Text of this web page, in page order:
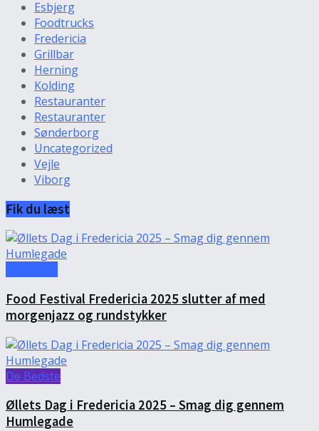
Esbjerg
Foodtrucks
Fredericia
Grillbar
Herning
Kolding
Restauranter
Restauranter
Sønderborg
Uncategorized
Vejle
Viborg
Fik du læst
Food Festival Fredericia 2025 slutter af med
morgenjazz og rundstykker
De Bedste
Øllets Dag i Fredericia 2025 – Smag dig gennem
Humlegade